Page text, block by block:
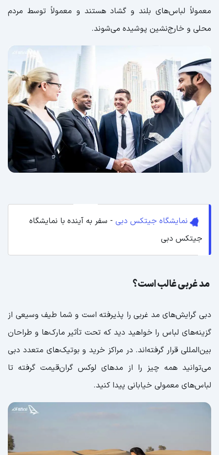
معمولاً لباس‌های بلند و گشاد هستند و معمولاً توسط مردم
محلی و خارج‌نشین پوشیده می‌شوند.
نمایشگاه جیتکس دبی - سفر به آینده با نمایشگاه
جیتکس دبی
مد غربی غالب است؟
دبی گرایش‌های مد غربی را پذیرفته است و شما طیف وسیعی از
گزینه‌های لباس را خواهید دید که تحت تأثیر مارک‌ها و طراحان
بین‌المللی قرار گرفته‌اند. در مراکز خرید و بوتیک‌های متعدد دبی
می‌توانید همه چیز را از مدهای لوکس گران‌قیمت گرفته تا
لباس‌های معمولی خیابانی پیدا کنید.